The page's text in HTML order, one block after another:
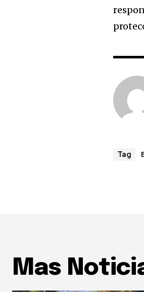
Tag
Mas